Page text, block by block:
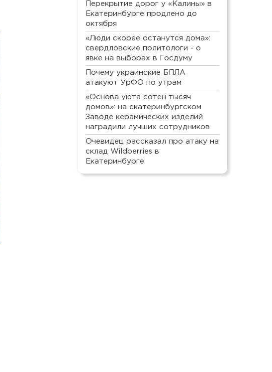
Перекрытие дорог у «Калины» в
Екатеринбурге продлено до
октября
«Люди скорее останутся дома»:
свердловские политологи - о
явке на выборах в Госдуму
Почему украинские БПЛА
атакуют УрФО по утрам
«Основа уюта сотен тысяч
домов»: на екатеринбургском
Заводе керамических изделий
наградили лучших сотрудников
Очевидец рассказал про атаку на
склад Wildberries в
Екатеринбурге